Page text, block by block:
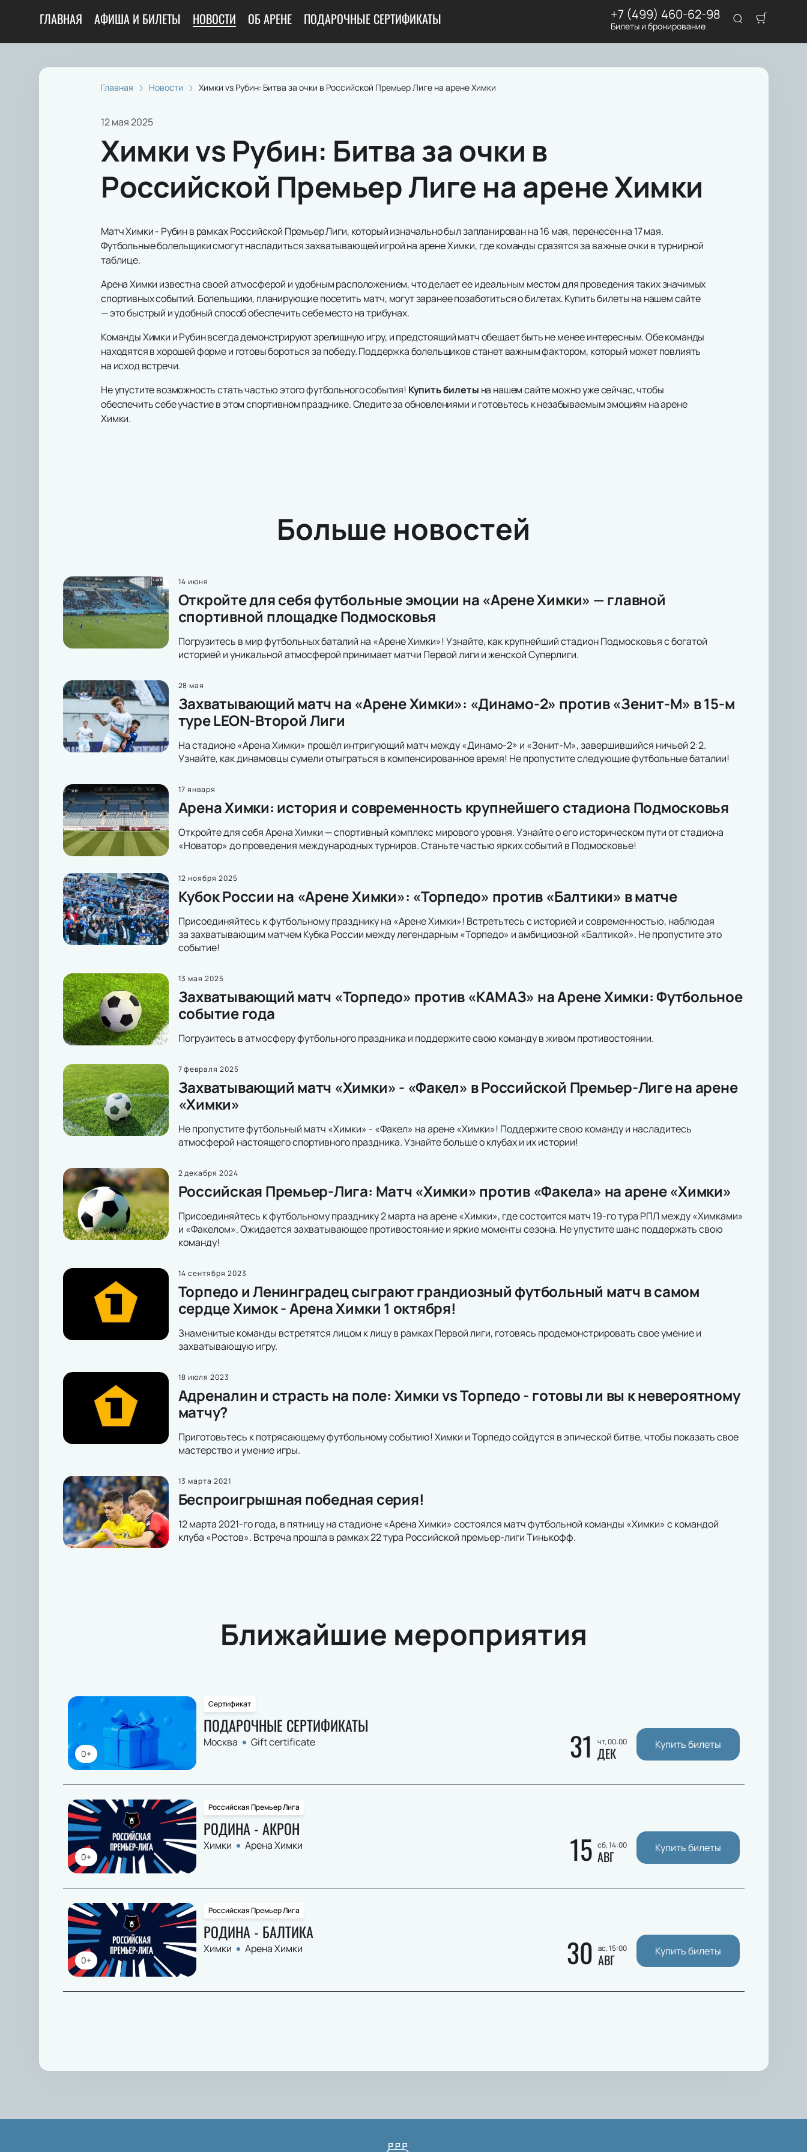
ГЛАВНАЯ АФИША И БИЛЕТЫ НОВОСТИ ОБ АРЕНЕ ПОДАРОЧНЫЕ СЕРТИФИКАТЫ +7 (499) 460-62-98
Билеты и бронирование
Главная Новости Химки vs Рубин: Битва за очки в Российской Премьер Лиге на арене Химки
12 мая 2025
Химки vs Рубин: Битва за очки в
Российской Премьер Лиге на арене Химки
Матч Химки - Рубин в рамках Российской Премьер Лиги, который изначально был запланирован на 16 мая, перенесен на 17 мая.
Футбольные болельщики смогут насладиться захватывающей игрой на арене Химки, где команды сразятся за важные очки в турнирной
таблице.
Арена Химки известна своей атмосферой и удобным расположением, что делает ее идеальным местом для проведения таких значимых
спортивных событий. Болельщики, планирующие посетить матч, могут заранее позаботиться о билетах. Купить билеты на нашем сайте
— это быстрый и удобный способ обеспечить себе место на трибунах.
Команды Химки и Рубин всегда демонстрируют зрелищную игру, и предстоящий матч обещает быть не менее интересным. Обе команды
находятся в хорошей форме и готовы бороться за победу. Поддержка болельщиков станет важным фактором, который может повлиять
на исход встречи.
Не упустите возможность стать частью этого футбольного события! Купить билеты на нашем сайте можно уже сейчас, чтобы
обеспечить себе участие в этом спортивном празднике. Следите за обновлениями и готовьтесь к незабываемым эмоциям на арене
Химки.
Больше новостей
14 июня
Откройте для себя футбольные эмоции на «Арене Химки» — главной
спортивной площадке Подмосковья
Погрузитесь в мир футбольных баталий на «Арене Химки»! Узнайте, как крупнейший стадион Подмосковья с богатой
историей и уникальной атмосферой принимает матчи Первой лиги и женской Суперлиги.
28 мая
Захватывающий матч на «Арене Химки»: «Динамо-2» против «Зенит-М» в 15-м
туре LEON-Второй Лиги
На стадионе «Арена Химки» прошёл интригующий матч между «Динамо-2» и «Зенит-М», завершившийся ничьей 2:2.
Узнайте, как динамовцы сумели отыграться в компенсированное время! Не пропустите следующие футбольные баталии!
17 января
Арена Химки: история и современность крупнейшего стадиона Подмосковья
Откройте для себя Арена Химки — спортивный комплекс мирового уровня. Узнайте о его историческом пути от стадиона
«Новатор» до проведения международных турниров. Станьте частью ярких событий в Подмосковье!
12 ноября 2025
Кубок России на «Арене Химки»: «Торпедо» против «Балтики» в матче
Присоединяйтесь к футбольному празднику на «Арене Химки»! Встретьтесь с историей и современностью, наблюдая
за захватывающим матчем Кубка России между легендарным «Торпедо» и амбициозной «Балтикой». Не пропустите это
событие!
13 мая 2025
Захватывающий матч «Торпедо» против «КАМАЗ» на Арене Химки: Футбольное
событие года
Погрузитесь в атмосферу футбольного праздника и поддержите свою команду в живом противостоянии.
7 февраля 2025
Захватывающий матч «Химки» - «Факел» в Российской Премьер-Лиге на арене
«Химки»
Не пропустите футбольный матч «Химки» - «Факел» на арене «Химки»! Поддержите свою команду и насладитесь
атмосферой настоящего спортивного праздника. Узнайте больше о клубах и их истории!
2 декабря 2024
Российская Премьер-Лига: Матч «Химки» против «Факела» на арене «Химки»
Присоединяйтесь к футбольному празднику 2 марта на арене «Химки», где состоится матч 19-го тура РПЛ между «Химками»
и «Факелом». Ожидается захватывающее противостояние и яркие моменты сезона. Не упустите шанс поддержать свою
команду!
14 сентября 2023
Торпедо и Ленинградец сыграют грандиозный футбольный матч в самом
сердце Химок - Арена Химки 1 октября!
Знаменитые команды встретятся лицом к лицу в рамках Первой лиги, готовясь продемонстрировать свое умение и
захватывающую игру.
18 июля 2023
Адреналин и страсть на поле: Химки vs Торпедо - готовы ли вы к невероятному
матчу?
Приготовьтесь к потрясающему футбольному событию! Химки и Торпедо сойдутся в эпической битве, чтобы показать свое
мастерство и умение игры.
13 марта 2021
Беспроигрышная победная серия!
12 марта 2021-го года, в пятницу на стадионе «Арена Химки» состоялся матч футбольной команды «Химки» с командой
клуба «Ростов». Встреча прошла в рамках 22 тура Российской премьер-лиги Тинькофф.
Ближайшие мероприятия
0+
Сертификат
ПОДАРОЧНЫЕ СЕРТИФИКАТЫ
Москва Gift certificate 31 чт, 00:00
ДЕК Купить билеты
0+
Российская Премьер Лига
РОДИНА - АКРОН
Химки Арена Химки 15 сб, 14:00
АВГ Купить билеты
0+
Российская Премьер Лига
РОДИНА - БАЛТИКА
Химки Арена Химки 30 вс, 15:00
АВГ Купить билеты